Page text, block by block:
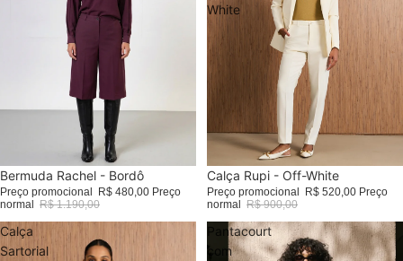
Promoção
Bermuda Rachel - Bordô
Preço promocional R$ 480,00 Preço
normal
R$ 1.190,00
White
Promoção
Calça Rupi - Off-White
Preço promocional R$ 520,00 Preço
normal R$ 900,00
Calça
Sartorial
Pantacourt
com